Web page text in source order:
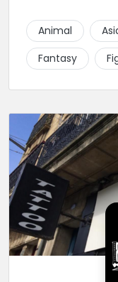
triés sur le volet
styles avec une
irréprochables.
Animal
Fantasy